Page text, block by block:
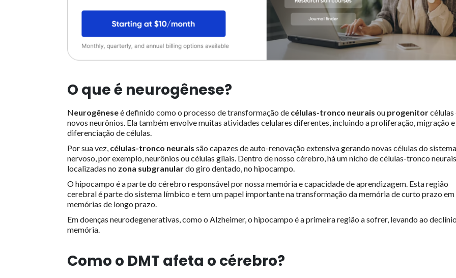
O que é neurogênese?
Neurogêneseé definido como o processo de transformação de células-tronco neurais ou progenitorcélulas
novos neurônios. Ela também envolve muitas atividades celulares diferentes, incluindo a proliferação, migração e
diferenciação de células.
Por sua vez, células-tronco neurais são capazes de auto-renovação extensiva gerando novas células do sistema
nervoso, por exemplo, neurônios ou células gliais. Dentro de nosso cérebro, há um nicho de células-tronco neurais
localizadas no zona subgranulardo giro dentado, no hipocampo.
O hipocampo é a parte do cérebro responsável por nossa memória e capacidade de aprendizagem. Esta região
cerebral é parte do sistema límbico e tem um papel importante na transformação da memória de curto prazo em
memórias de longo prazo.
Em doenças neurodegenerativas, como o Alzheimer, o hipocampo é a primeira região a sofrer, levando ao
memória.
Como o DMT afeta o cérebro?